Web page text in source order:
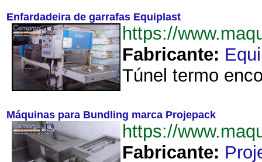
Enfardadeira de garrafas Equiplast
https://
Fabricante:
Túnel termo
Máquinas para Bundling marca Projepack
https://
Fabricante: